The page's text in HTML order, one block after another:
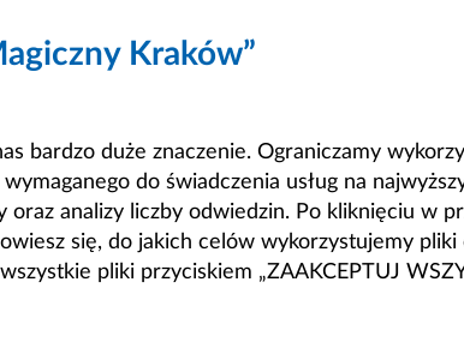
Kraków”
bardzo duże znaczenie. Ograniczamy
do świadczenia usług na
analizy liczby odwiedzin. Po kliknięciu w
się, do jakich celów wykorzystujemy pliki
pliki przyciskiem „ZAAKCEPTUJ